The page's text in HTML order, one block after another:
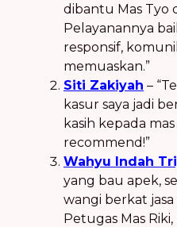
dibantu Mas Tyo
Pelayanannya
responsif,
memuaskan.”
Siti Zakiyah –
kasur saya jadi
kasih kepada
recommend!”
Wahyu Indah
yang bau apek,
wangi berkat
Petugas Mas